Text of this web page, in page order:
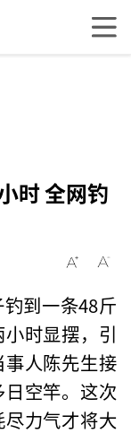
时 全网钓
到一条48斤
时显摆，引
人陈先生接
空竿。这次
力气才将大